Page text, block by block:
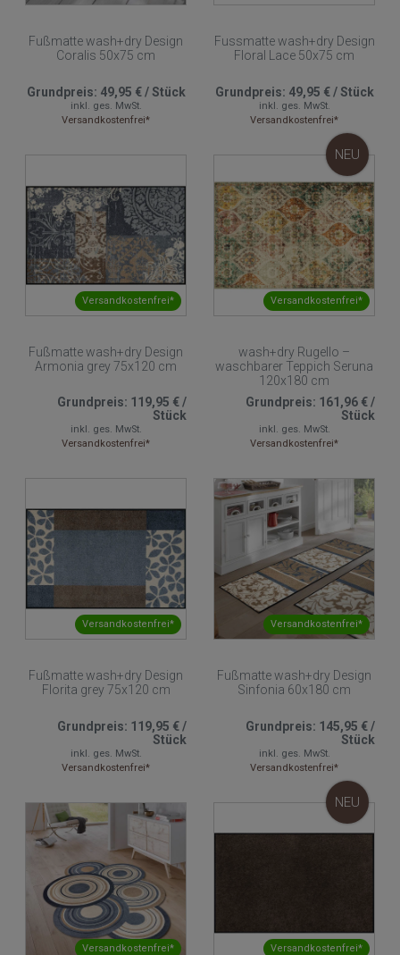
Fußmatte wash+dry Design
Coralis 50x75 cm
Grundpreis: 49,95 €/Stück
inkl. ges. MwSt.
Versandkostenfrei*
Fussmatte wash+dry Design
Floral Lace 50x75 cm
Grundpreis: 49,95 €/Stück
inkl. ges. MwSt.
Versandkostenfrei*
Versandkostenfrei*
Fußmatte wash+dry Design
Armonia grey 75x120 cm
Grundpreis: 119,95 €/
Stück
inkl. ges. MwSt.
Versandkostenfrei*
Versandkostenfrei*
NEU
wash+dry Rugello –
waschbarer Teppich Seruna
120x180 cm
Grundpreis: 161,96 €/
Stück
inkl. ges. MwSt.
Versandkostenfrei*
Versandkostenfrei*
Fußmatte wash+dry Design
Florita grey 75x120 cm
Grundpreis: 119,95 €/
Stück
inkl. ges. MwSt.
Versandkostenfrei*
Versandkostenfrei*
Fußmatte wash+dry Design
Sinfonia 60x180 cm
Grundpreis: 145,95 €/
Stück
inkl. ges. MwSt.
Versandkostenfrei*
Versandkostenfrei* Versandkostenfrei*
NEU